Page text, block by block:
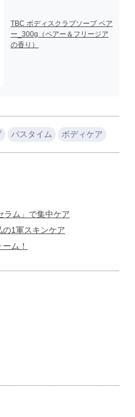
TBC ボディスクラブソープ ペア
ー_300g （ペアー＆フリージア
の香り）
バスタイム ボディケア
ラム」で集中ケア
の1軍スキンケア
ム！